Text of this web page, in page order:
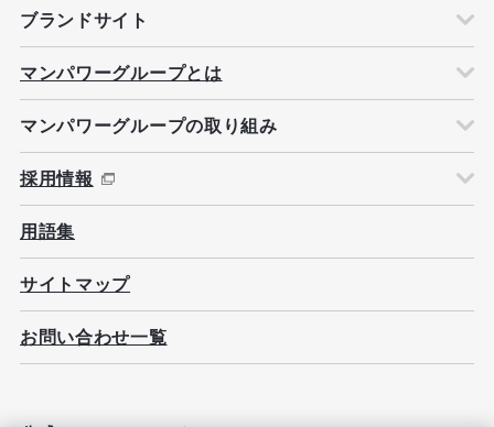
ブランドサイト
マンパワーグループとは
マンパワーグループの取り組み
採用情報
用語集
サイトマップ
お問い合わせ一覧